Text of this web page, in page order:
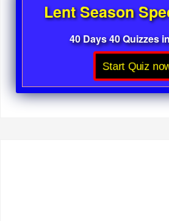
Lent Season
40 Days 40 Quizzes
Start Quiz now